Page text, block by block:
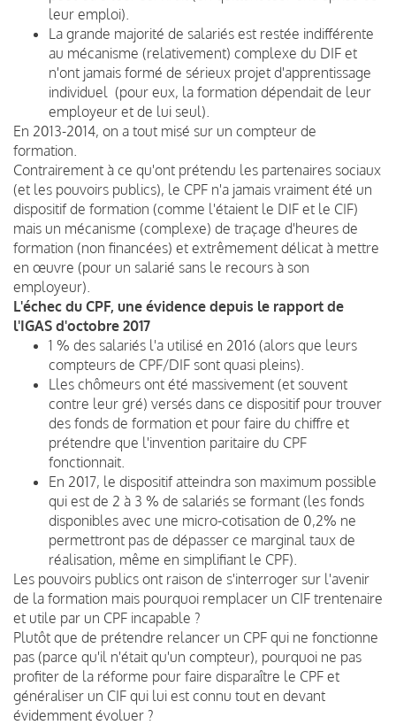
leur emploi).
La grande majorité de salariés est restée indifférente
au mécanisme (relativement) complexe du DIF et
n'ont jamais formé de sérieux projet d'apprentissage
individuel (pour eux, la formation dépendait de leur
employeur et de lui seul).
En 2013-2014, on a tout misé sur un compteur de
formation.
Contrairement à ce qu'ont prétendu les partenaires sociaux
(et les pouvoirs publics), le CPF n'a jamais vraiment été un
dispositif de formation (comme l'étaient le DIF et le CIF)
mais un mécanisme (complexe) de traçage d'heures de
formation (non financées) et extrêmement délicat à mettre
en œuvre (pour un salarié sans le recours à son
employeur).
L'échec du CPF, une évidence depuis le rapport de
l'IGAS d'octobre 2017
1 % des salariés l'a utilisé en 2016 (alors que leurs
compteurs de CPF/DIF sont quasi pleins).
Lles chômeurs ont été massivement (et souvent
contre leur gré) versés dans ce dispositif pour trouver
des fonds de formation et pour faire du chiffre et
prétendre que l'invention paritaire du CPF
fonctionnait.
En 2017, le dispositif atteindra son maximum possible
qui est de 2 à 3 % de salariés se formant (les fonds
disponibles avec une micro-cotisation de 0,2% ne
permettront pas de dépasser ce marginal taux de
réalisation, même en simplifiant le CPF).
Les pouvoirs publics ont raison de s'interroger sur l'avenir
de la formation mais pourquoi remplacer un CIF trentenaire
et utile par un CPF incapable ?
Plutôt que de prétendre relancer un CPF qui ne fonctionne
pas (parce qu'il n'était qu'un compteur), pourquoi ne pas
profiter de la réforme pour faire disparaître le CPF et
généraliser un CIF qui lui est connu tout en devant
évidemment évoluer ?